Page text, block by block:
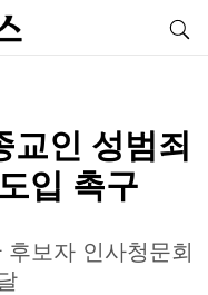
교인 성범죄
입 촉구
보자 인사청문회